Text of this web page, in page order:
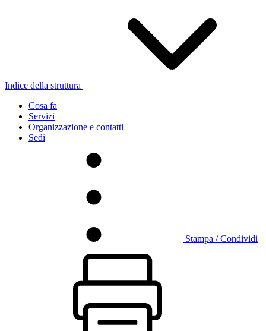
Indice della struttura
Cosa fa
Servizi
Organizzazione e contatti
Sedi
Stampa / Condividi